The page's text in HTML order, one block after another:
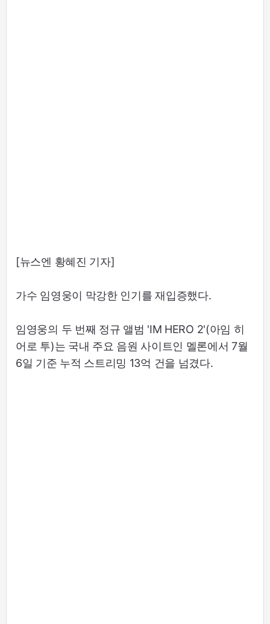
[뉴스엔 황혜진 기자]
가수 임영웅이 막강한 인기를 재입증했다.
임영웅의 두 번째 정규 앨범 'IM HERO 2'(아임 히
어로 투)는 국내 주요 음원 사이트인 멜론에서 7월
6일 기준 누적 스트리밍 13억 건을 넘겼다.